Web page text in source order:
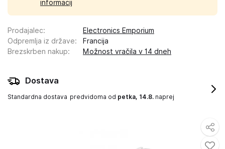
informacij
Prodajalec:
Electronics Emporium
Odpremlja iz države:
Francija
Brezskrben nakup: Možnost vračila v 14 dneh
Dostava
Standardna dostava predvidoma od petka, 14.8. naprej